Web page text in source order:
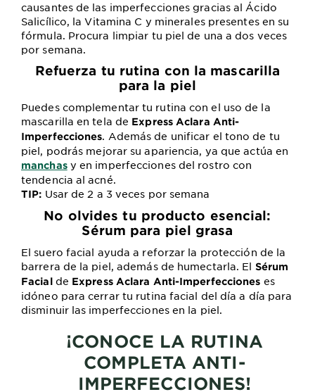
causantes de las imperfecciones gracias al Ácido
Salicílico, la Vitamina C y minerales presentes en su
fórmula. Procura limpiar tu piel de una a dos veces
por semana.
Refuerza tu rutina con la mascarilla
para la piel
Puedes complementar tu rutina con el uso de la
mascarilla en tela de Express Aclara Anti-
Imperfecciones. Además de unificar el tono de tu
piel, podrás mejorar su apariencia, ya que actúa en
manchasy en imperfecciones del rostro con
tendencia al acné.
TIP: Usar de 2 a 3 veces por semana
No olvides tu producto esencial:
Sérum para piel grasa
El suero facial ayuda a reforzar la protección de la
barrera de la piel, además de humectarla. El Sérum
Facialde Express Aclara Anti-Imperfecciones es
idóneo para cerrar tu rutina facial del día a día para
disminuir las imperfecciones en la piel.
¡CONOCE LA RUTINA
COMPLETA ANTI-
IMPERFECCIONES!